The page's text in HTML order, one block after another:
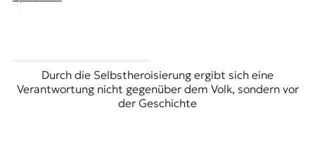
Durch die Selbstheroisierung ergibt sich eine
Verantwortung nicht gegenüber dem Volk, sondern vor
der Geschichte